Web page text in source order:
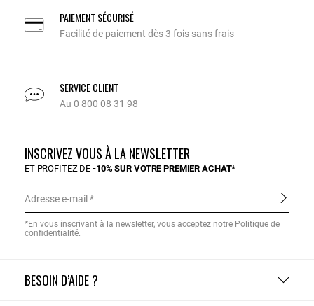
PAIEMENT SÉCURISÉ
Facilité de paiement dès 3 fois sans frais
SERVICE CLIENT
Au 0 800 08 31 98
BESOIN D’AIDE ?
INSCRIVEZ VOUS À LA NEWSLETTER
ET PROFITEZ DE-10% SUR VOTRE PREMIER ACHAT*
Adresse e-mail
*En vous inscrivant à la newsletter, vous acceptez notre Politique de
confidentialité.